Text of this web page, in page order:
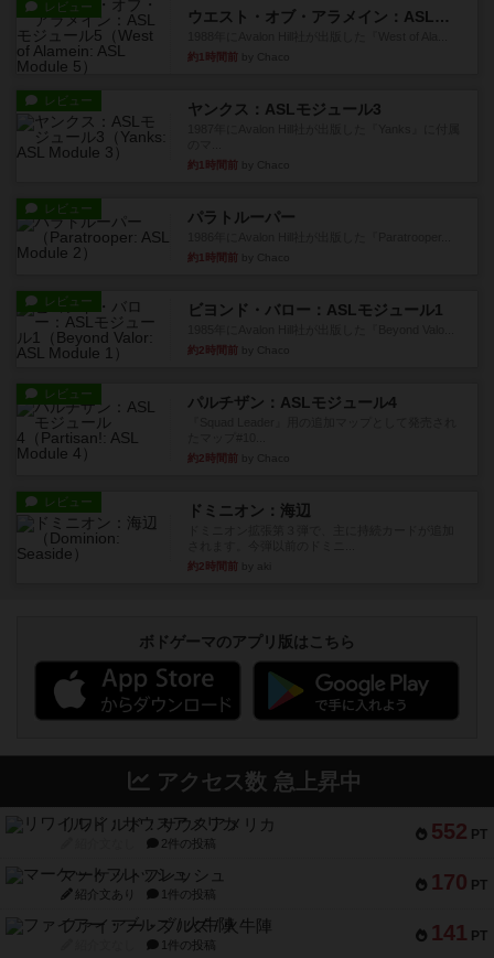
レビュー
ウエスト・オブ・アラメイン：ASLモジュール5
約1時間前
レビュー ヤンクス：ASLモジュール3
約1時間前
レビュー パラトルーパー
約1時間前
レビュー ビヨンド・バロー：ASLモジュール1
約2時間前
レビュー パルチザン：ASLモジュール4
約2時間前
レビュー ドミニオン：海辺
約2時間前
ボドゲーマのアプリ版はこちら
アクセス数 急上昇中
552 PT
リワイルド：サウスアメリカ
2件の投稿
170 PT
マーケットフレッシュ
紹介文あり 1件の投稿
141 PT
ファイアー・ブルズ / 火牛陣
1件の投稿